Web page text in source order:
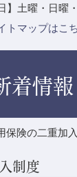
】土曜・日曜
トマップはこ
着情報
保険の二重加
制度